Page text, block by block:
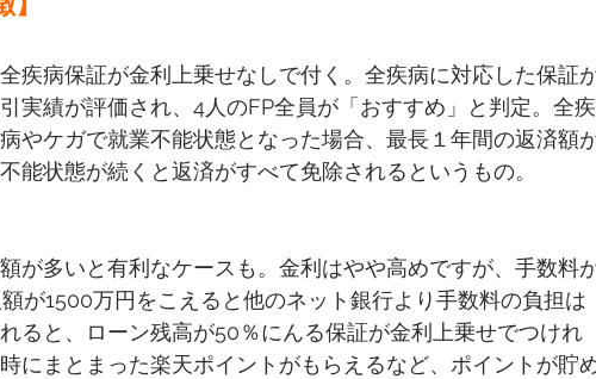
疾病保証が金利上乗せなしで付く。全疾病に対応した保証
実績が評価され、4人のFP全員が「おすすめ」と判定。全疾
やケガで就業不能状態となった場合、最長１年間の返済額
能状態が続くと返済がすべて免除されるというもの。
が多いと有利なケースも。金利はやや高めですが、手数料
が1500万円をこえると他のネット銀行より手数料の負担は
ると、ローン残高が50％にんる保証が金利上乗せでつけれ
にまとまった楽天ポイントがもらえるなど、ポイントが貯